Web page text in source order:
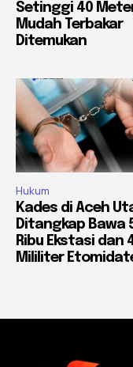
Setinggi 40
Mudah Terbakar
Ditemukan
Hukum
Kades di Aceh
Ditangkap Bawa
Ribu Ekstasi dan
Mililiter